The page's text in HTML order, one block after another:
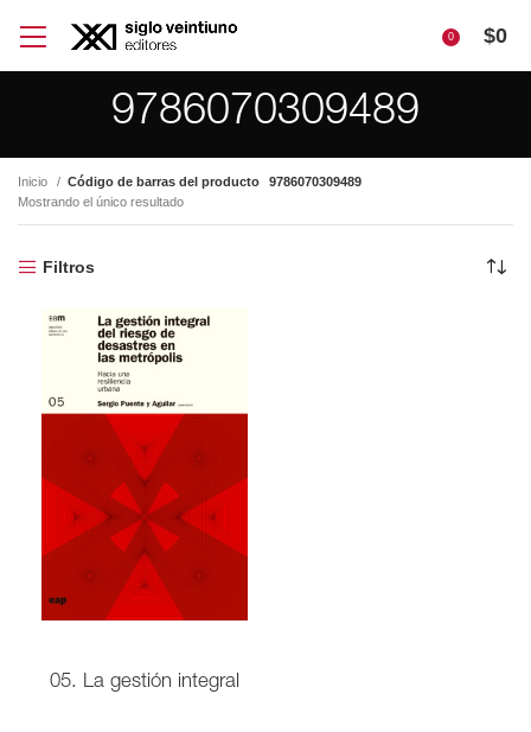
0 $0
9786070309489
Inicio Código de barras del producto
9786070309489
Mostrando el único resultado
Filtros
05. La gestión integral